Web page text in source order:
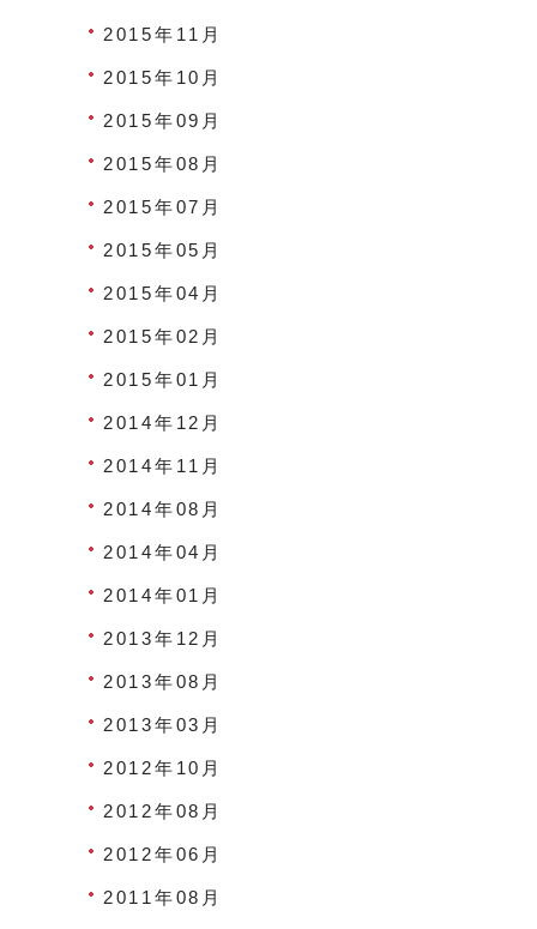
2015年11月
2015年10月
2015年09月
2015年08月
2015年07月
2015年05月
2015年04月
2015年02月
2015年01月
2014年12月
2014年11月
2014年08月
2014年04月
2014年01月
2013年12月
2013年08月
2013年03月
2012年10月
2012年08月
2012年06月
2011年08月